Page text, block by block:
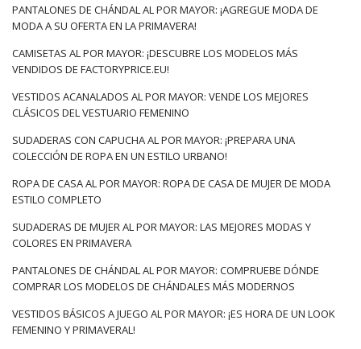
PANTALONES DE CHÁNDAL AL POR MAYOR: ¡AGREGUE MODA DE
MODA A SU OFERTA EN LA PRIMAVERA!
CAMISETAS AL POR MAYOR: ¡DESCUBRE LOS MODELOS MÁS
VENDIDOS DE FACTORYPRICE.EU!
VESTIDOS ACANALADOS AL POR MAYOR: VENDE LOS MEJORES
CLÁSICOS DEL VESTUARIO FEMENINO
SUDADERAS CON CAPUCHA AL POR MAYOR: ¡PREPARA UNA
COLECCIÓN DE ROPA EN UN ESTILO URBANO!
ROPA DE CASA AL POR MAYOR: ROPA DE CASA DE MUJER DE MODA
ESTILO COMPLETO
SUDADERAS DE MUJER AL POR MAYOR: LAS MEJORES MODAS Y
COLORES EN PRIMAVERA
PANTALONES DE CHÁNDAL AL POR MAYOR: COMPRUEBE DÓNDE
COMPRAR LOS MODELOS DE CHÁNDALES MÁS MODERNOS
VESTIDOS BÁSICOS A JUEGO AL POR MAYOR: ¡ES HORA DE UN LOOK
FEMENINO Y PRIMAVERAL!